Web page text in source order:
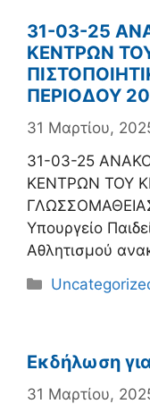
31-03-25
ΚΕΝΤΡΩΝ
ΠΕΡΙΟΔΟΥ
31 Μαρτίου,
31-03-25
ΚΕΝΤΡΩΝ ΤΟΥ
Υπουργείο
Αθλητισμού
Κατηγορίες
Εκδήλωση
31 Μαρτίου,